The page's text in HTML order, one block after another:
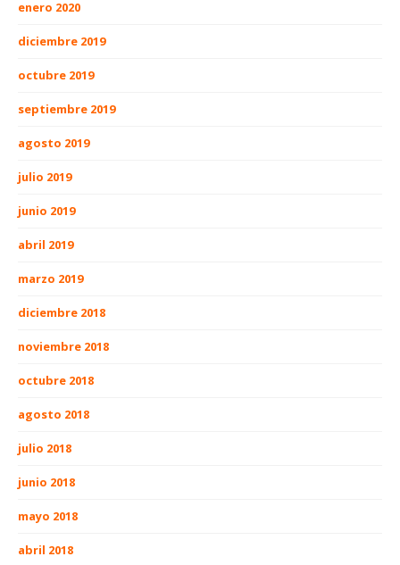
enero 2020
diciembre 2019
octubre 2019
septiembre 2019
agosto 2019
julio 2019
junio 2019
abril 2019
marzo 2019
diciembre 2018
noviembre 2018
octubre 2018
agosto 2018
julio 2018
junio 2018
mayo 2018
abril 2018